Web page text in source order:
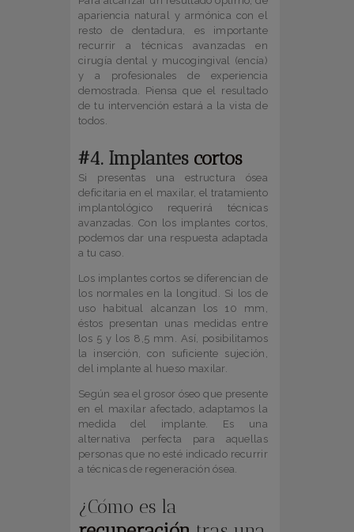
apariencia natural y armónica con el
resto de dentadura, es importante
recurrir a técnicas avanzadas en
cirugía dental y mucogingival (encía)
y a profesionales de experiencia
demostrada. Piensa que el resultado
de tu intervención estará a la vista de
todos.
#4. Implantes cortos
Si presentas una estructura ósea
deficitaria en el maxilar, el tratamiento
implantológico requerirá técnicas
avanzadas. Con los implantes cortos,
podemos dar una respuesta adaptada
a tu caso.
Los implantes cortos se diferencian de
los normales en la longitud. Si los de
uso habitual alcanzan los 10 mm,
éstos presentan unas medidas entre
los 5 y los 8,5 mm. Así, posibilitamos
la inserción, con suficiente sujeción,
del implante al hueso maxilar.
Según sea el grosor óseo que presente
en el maxilar afectado, adaptamos la
medida del implante. Es una
alternativa perfecta para aquellas
personas que no esté indicado recurrir
a técnicas de regeneración ósea.
¿Cómo es la